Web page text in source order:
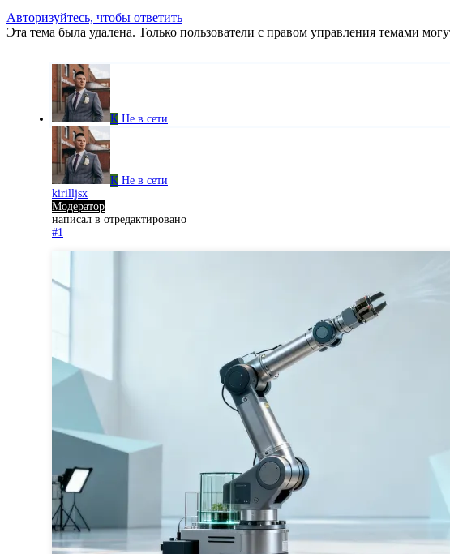
Авторизуйтесь, чтобы ответить
Эта тема была удалена. Только пользователи с правом управления темами
K Не в сети
K Не в сети
kirilljsx
Модератор
написал в отредактировано
#1